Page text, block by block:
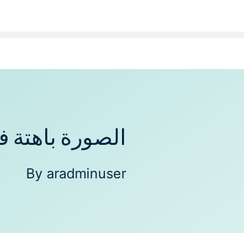
الصورة باهتة
By aradminuser